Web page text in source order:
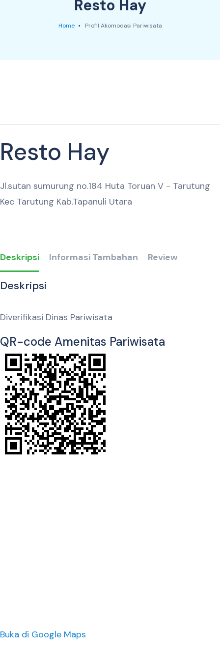
Resto Hay
Home Profil Akomodasi Pariwisata
Resto Hay
Jl.sutan sumurung no.184 Huta Toruan V - Tarutung
Kec Tarutung Kab.Tapanuli Utara
Deskripsi Informasi Tambahan Review
Deskripsi
Diverifikasi Dinas Pariwisata
QR-code Amenitas Pariwisata
Buka di Google Maps